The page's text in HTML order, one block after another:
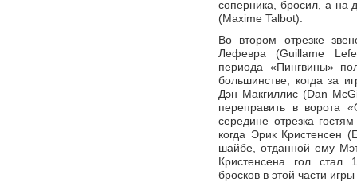
соперника, бросил, а на
(Maxime Talbot).
Во втором отрезке
Лефевра (Guillame
периода «Пингвины»
большинстве, когда за
Дэн Макгиллис (Dan
переправить в ворота
середине отрезка
когда Эрик Кристенсен
шайбе, отданной ему
Кристенсена гол
бросков в этой части